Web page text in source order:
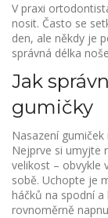
V praxi
nosit. Často se
den, ale někdy je
správná délka
Jak
gumičky
Nasazení
Nejprve si umyjte
velikost – obvykle
sobě. Uchopte je
háčků na spodní
rovnoměrně